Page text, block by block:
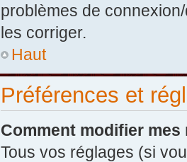
problèmes de
les corriger.
Haut
Préférences et
Comment modifier mes
Tous vos réglages (si